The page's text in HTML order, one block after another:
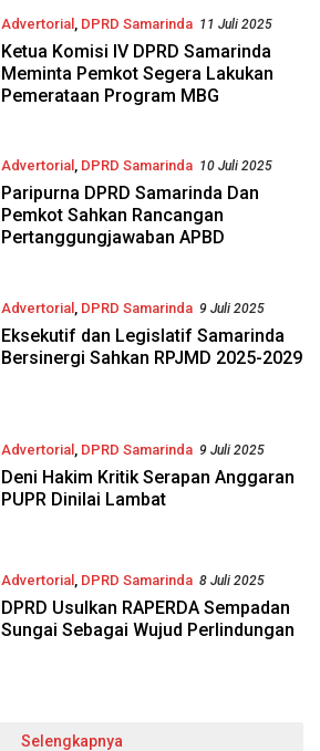
Advertorial, DPRD Samarinda 11 Juli 2025
Ketua Komisi IV DPRD Samarinda
Meminta Pemkot Segera Lakukan
Pemerataan Program MBG
Advertorial , DPRD Samarinda 10 Juli 2025
Paripurna DPRD Samarinda Dan
Pemkot Sahkan Rancangan
Pertanggungjawaban APBD
Advertorial, DPRD Samarinda 9 Juli 2025
Eksekutif dan Legislatif Samarinda
Bersinergi Sahkan RPJMD 2025-2029
Advertorial , DPRD Samarinda 9 Juli 2025
Deni Hakim Kritik Serapan Anggaran
PUPR Dinilai Lambat
Advertorial , DPRD Samarinda 8 Juli 2025
DPRD Usulkan RAPERDA Sempadan
Sungai Sebagai Wujud Perlindungan
Selengkapnya